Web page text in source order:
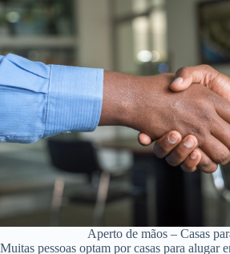
Aperto de mãos – Casas
Muitas pessoas optam por casas para alugar